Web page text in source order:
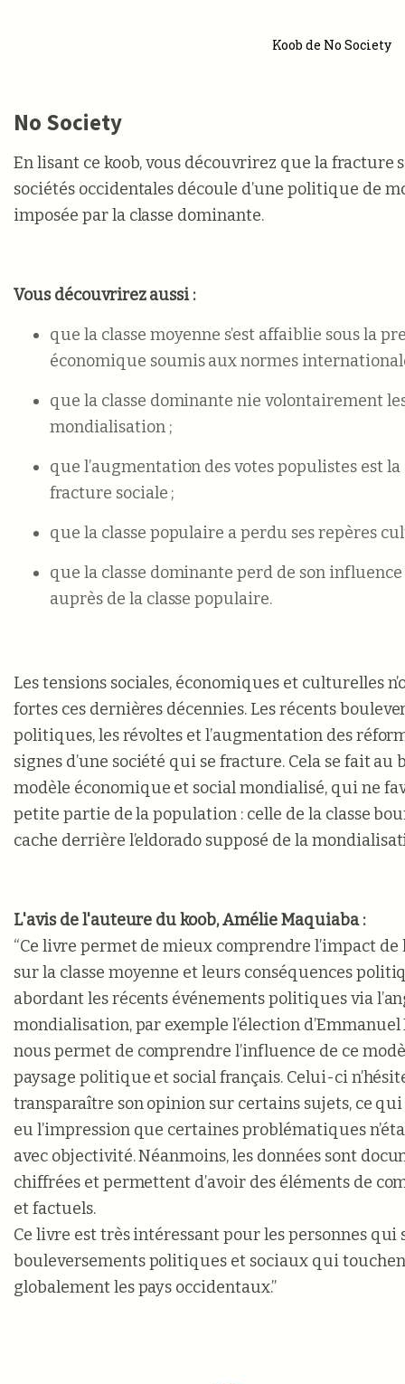
Koob de No Society
No Society
En lisant ce koob, vous découvrirez que la fracture
sociétés occidentales découle d’une politique de
imposée par la classe dominante.
Vous découvrirez aussi :
que la classe moyenne s’est affaiblie sous la
économique soumis aux normes
que la classe dominante nie volontairement
mondialisation ;
que l’augmentation des votes populistes est
fracture sociale ;
que la classe populaire a perdu ses repères
que la classe dominante perd de son
auprès de la classe populaire.
Les tensions sociales, économiques et culturelles
fortes ces dernières décennies. Les récents
politiques, les révoltes et l’augmentation des
signes d’une société qui se fracture. Cela se fait au
modèle économique et social mondialisé, qui ne
petite partie de la population : celle de la classe
cache derrière l’eldorado supposé de la
L'avis de l'auteure du koob, Amélie Maquiaba :
“Ce livre permet de mieux comprendre l’impact de la mondialisation
sur la classe moyenne et leurs conséquences politiques et sociales. En
abordant les récents événements politiques via l’angle de la
mondialisation, par exemple l’élection d’Emmanuel Macron, l’auteur
nous permet de comprendre l’influence de ce modèle globalisé sur le
paysage politique et social français. Celui-ci n’hésite pas à laisser
transparaître son opinion sur certains sujets, ce qui fait que j’ai parfois
eu l’impression que certaines problématiques n’étaient pas abordées
avec objectivité. Néanmoins, les données sont documentées et
chiffrées et permettent d’avoir des éléments de compréhension clairs
et factuels.
Ce livre est très intéressant pour les personnes qui
bouleversements politiques et sociaux qui
globalement les pays occidentaux.”